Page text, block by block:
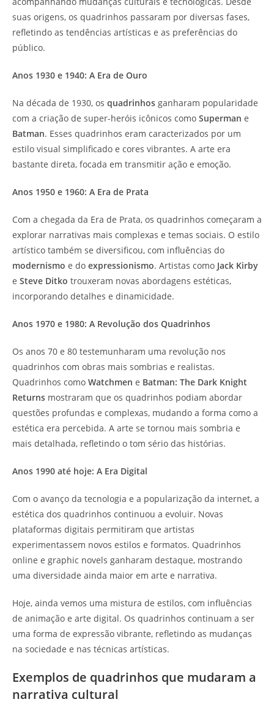
suas origens, os quadrinhos passaram por diversas fases,
refletindo as tendências artísticas e as preferências do
público.
Anos 1930 e 1940: A Era de Ouro
Na década de 1930, os quadrinhos ganharam popularidade
com a criação de super-heróis icônicos como Superman e
Batman. Esses quadrinhos eram caracterizados por um
estilo visual simplificado e cores vibrantes. A arte era
bastante direta, focada em transmitir ação e emoção.
Anos 1950 e 1960: A Era de Prata
Com a chegada da Era de Prata, os quadrinhos começaram a
explorar narrativas mais complexas e temas sociais. O estilo
artístico também se diversificou, com influências do
modernismo e do expressionismo. Artistas como Jack Kirby
e Steve Ditko trouxeram novas abordagens estéticas,
incorporando detalhes e dinamicidade.
Anos 1970 e 1980: A Revolução dos Quadrinhos
Os anos 70 e 80 testemunharam uma revolução nos
quadrinhos com obras mais sombrias e realistas.
Quadrinhos como Watchmen e Batman: The Dark Knight
Returns mostraram que os quadrinhos podiam abordar
questões profundas e complexas, mudando a forma como a
estética era percebida. A arte se tornou mais sombria e
mais detalhada, refletindo o tom sério das histórias.
Anos 1990 até hoje: A Era Digital
Com o avanço da tecnologia e a popularização da internet, a
estética dos quadrinhos continuou a evoluir. Novas
plataformas digitais permitiram que artistas
experimentassem novos estilos e formatos. Quadrinhos
online e graphic novels ganharam destaque, mostrando
uma diversidade ainda maior em arte e narrativa.
Hoje, ainda vemos uma mistura de estilos, com influências
de animação e arte digital. Os quadrinhos continuam a ser
uma forma de expressão vibrante, refletindo as mudanças
na sociedade e nas técnicas artísticas.
Exemplos de quadrinhos que mudaram a
narrativa cultural